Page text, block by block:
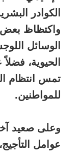
الكوادر
واكتظاظ
الوسائل
الحيوية،
تمس انتظام
للمواطنين.
وعلى صعيد
عوامل